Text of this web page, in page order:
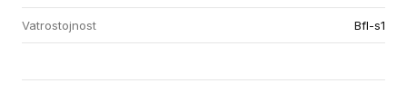
Vatrostojnost Bfl-s1